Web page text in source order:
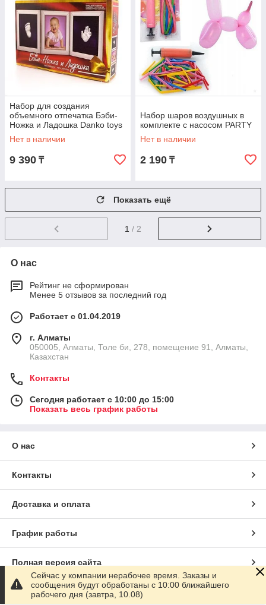
Набор для создания
объемного отпечатка Бэби-
Ножка и Ладошка Danko toys
Нет в наличии
9 390 ₸
Набор шаров воздушных в
комплекте с насосом PARTY
Нет в наличии
2 190 ₸
Показать ещё
1 / 2
О нас
Рейтинг не сформирован
Менее 5 отзывов за последний год
Работает с 01.04.2019
г. Алматы
050005, Алматы, Толе би, 278, помещение 91, Алматы,
Казахстан
Контакты
Сегодня работает с 10:00 до 15:00
Показать весь график работы
О нас
Контакты
Доставка и оплата
График работы
Полная версия сайта
Сайт создан на маркетплейсеSatu.kz
Сейчас у компании нерабочее время. Заказы и
сообщения будут обработаны с 10:00 ближайшего
рабочего дня (завтра, 10.08)